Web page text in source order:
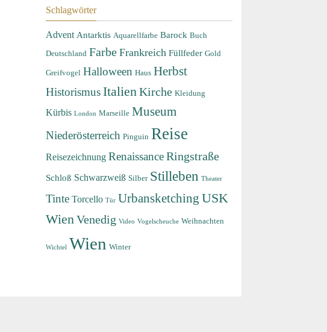
Schlagwörter
Advent Antarktis Aquarellfarbe Barock Buch
Deutschland Farbe Frankreich Füllfeder Gold
Greifvogel Halloween Haus Herbst
HistorismusItalien Kirche Kleidung
Kürbis London Marseille Museum
Niederösterreich Pinguin Reise
Reisezeichnung RenaissanceRingstraße
Schloß Schwarzweiß Silber Stilleben Theater
Tinte Torcello Tür Urbansketching USK
Wien Venedig Video Vogelscheuche Weihnachten
Wichtel Wien Winter